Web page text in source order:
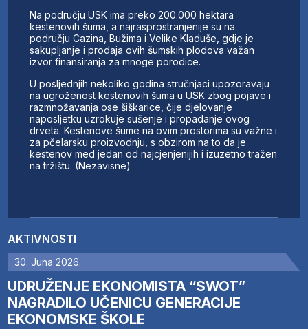
AKTIVNOSTI
30. Juna 2026.
UDRUŽENJE EKONOMISTA “SWOT”
NAGRADILO UČENICU GENERACIJE
EKONOMSKE ŠKOLE
Na području USK ima preko 200.000 hektara
kestenovih šuma, a najrasprostranjenije su na
području Cazina, Bužima i Velike Kladuše, gdje je
sakupljanje i prodaja ovih šumskih plodova važan
izvor finansiranja za mnoge porodice.
U posljednjih nekoliko godina stručnjaci upozoravaju
na ugroženost kestenovih šuma u USK zbog pojave i
razmnožavanja ose šiškarice, čije djelovanje
naposljetku uzrokuje sušenje i propadanje ovog
drveta. Kestenove šume na ovim prostorima su važne i
za pčelarsku proizvodnju, s obzirom na to da je
kestenov med jedan od najcjenjenijih i izuzetno tražen
na tržištu. (Nezavisne)